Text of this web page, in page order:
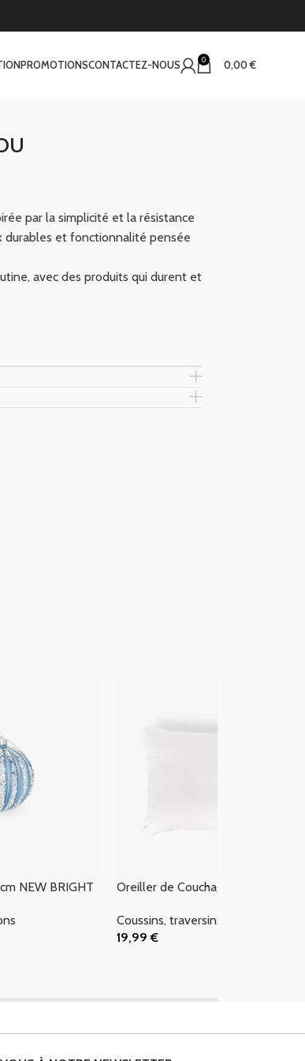
PROMOTIONSCONTACTEZ-NOUS 0 0,00€
par la simplicité et la résistance
durables et fonctionnalité pensée
avec des produits qui durent et
NEW BRIGHT Oreiller de Couchage 50×65
Coussins, traversins & oreillers
19,99€